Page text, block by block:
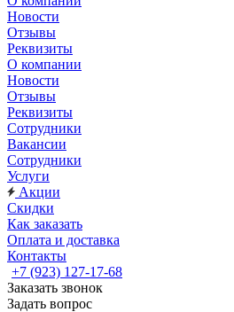
Новости
Отзывы
Реквизиты
О компании
Новости
Отзывы
Реквизиты
Сотрудники
Вакансии
Сотрудники
Услуги
Акции
Скидки
Как заказать
Оплата и доставка
Контакты
+7 (923) 127-17-68
Заказать звонок
Задать вопрос